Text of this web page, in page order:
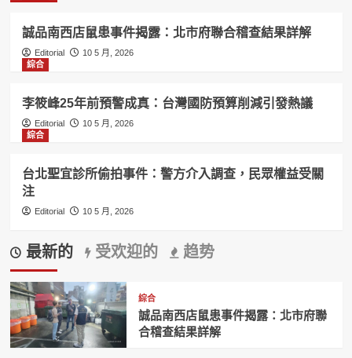
誠品南西店鼠患事件揭露：北市府聯合稽查結果詳解
Editorial
10 5 月, 2026
綜合
李筱峰25年前預警成真：台灣國防預算削減引發熱議
Editorial
10 5 月, 2026
綜合
台北聖宜診所偷拍事件：警方介入調查，民眾權益受關
注
Editorial 10 5 月, 2026
最新的 受欢迎的 趋势
綜合
誠品南西店鼠患事件揭露：北市府聯
合稽查結果詳解